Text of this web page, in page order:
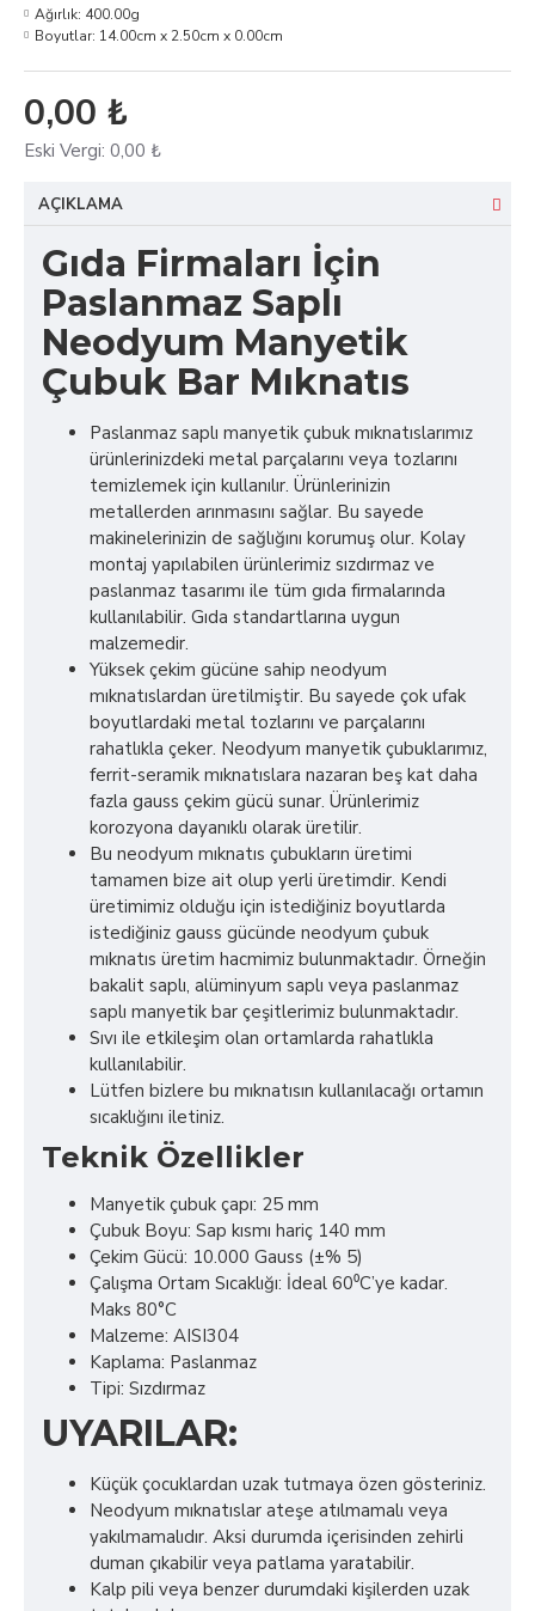
0,00 ₺
Eski Vergi: 0,00 ₺
Ağırlık: 400.00g
Boyutlar: 14.00cm x 2.50cm x 0.00cm
AÇIKLAMA
Gıda Firmaları İçin
Paslanmaz Saplı
Neodyum Manyetik
Çubuk Bar Mıknatıs
Paslanmaz saplı manyetik çubuk mıknatıslarımız
ürünlerinizdeki metal parçalarını veya tozlarını
temizlemek için kullanılır. Ürünlerinizin
metallerden arınmasını sağlar. Bu sayede
makinelerinizin de sağlığını korumuş olur. Kolay
montaj yapılabilen ürünlerimiz sızdırmaz ve
paslanmaz tasarımı ile tüm gıda firmalarında
kullanılabilir. Gıda standartlarına uygun
malzemedir.
Yüksek çekim gücüne sahip neodyum
mıknatıslardan üretilmiştir. Bu sayede çok ufak
boyutlardaki metal tozlarını ve parçalarını
rahatlıkla çeker. Neodyum manyetik çubuklarımız,
ferrit-seramik mıknatıslara nazaran beş kat daha
fazla gauss çekim gücü sunar. Ürünlerimiz
korozyona dayanıklı olarak üretilir.
Bu neodyum mıknatıs çubukların üretimi
tamamen bize ait olup yerli üretimdir. Kendi
üretimimiz olduğu için istediğiniz boyutlarda
istediğiniz gauss gücünde neodyum çubuk
mıknatıs üretim hacmimiz bulunmaktadır. Örneğin
bakalit saplı, alüminyum saplı veya paslanmaz
saplı manyetik bar çeşitlerimiz bulunmaktadır.
Sıvı ile etkileşim olan ortamlarda rahatlıkla
kullanılabilir.
Lütfen bizlere bu mıknatısın kullanılacağı ortamın
sıcaklığını iletiniz.
Teknik Özellikler
Manyetik çubuk çapı: 25 mm
Çubuk Boyu: Sap kısmı hariç 140 mm
Çekim Gücü: 10.000 Gauss (±% 5)
Çalışma Ortam Sıcaklığı: İdeal 60⁰C’ye kadar.
Maks 80°C
Malzeme: AISI304
Kaplama: Paslanmaz
Tipi: Sızdırmaz
UYARILAR:
Küçük çocuklardan uzak tutmaya özen gösteriniz.
Neodyum mıknatıslar ateşe atılmamalı veya
yakılmamalıdır. Aksi durumda içerisinden zehirli
duman çıkabilir veya patlama yaratabilir.
Kalp pili veya benzer durumdaki kişilerden uzak